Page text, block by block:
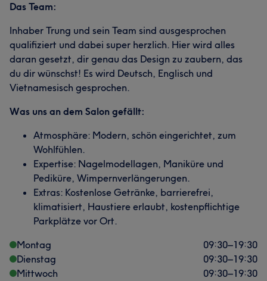
Das Team:
Inhaber Trung und sein Team sind ausgesprochen
qualifiziert und dabei super herzlich. Hier wird alles
daran gesetzt, dir genau das Design zu zaubern, das
du dir wünschst! Es wird Deutsch, Englisch und
Vietnamesisch gesprochen.
Was uns an dem Salon gefällt:
Atmosphäre: Modern, schön eingerichtet, zum
Wohlfühlen.
Expertise: Nagelmodellagen, Maniküre und
Pediküre, Wimpernverlängerungen.
Extras: Kostenlose Getränke, barrierefrei,
klimatisiert, Haustiere erlaubt, kostenpflichtige
Parkplätze vor Ort.
Montag
09:30–19:30
Dienstag
09:30–19:30
Mittwoch
09:30–19:30